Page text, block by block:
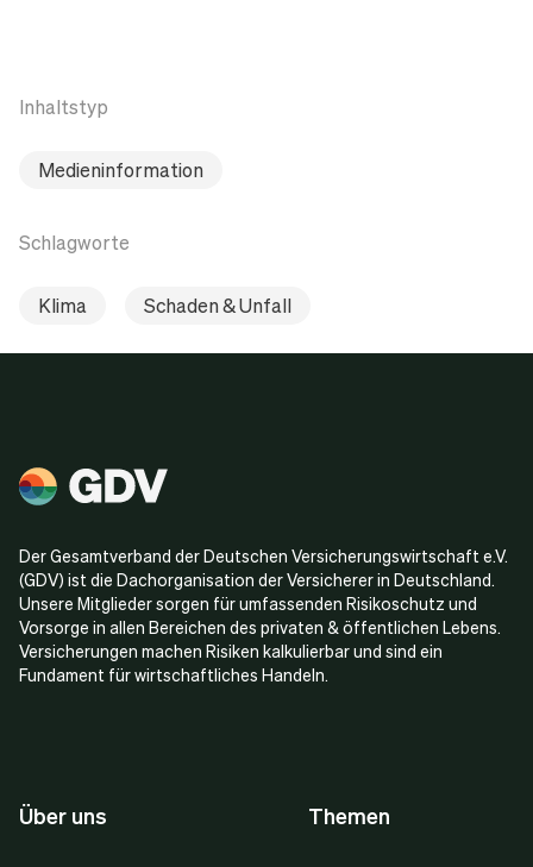
Inhaltstyp
Medieninformation
Schlagworte
Klima Schaden & Unfall
Der Gesamtverband der Deutschen Versicherungswirtschaft e.V.
(GDV) ist die Dachorganisation der Versicherer in Deutschland.
Unsere Mitglieder sorgen für umfassenden Risikoschutz und
Vorsorge in allen Bereichen des privaten & öffentlichen Lebens.
Versicherungen machen Risiken kalkulierbar und sind ein
Fundament für wirtschaftliches Handeln.
Über uns Themen